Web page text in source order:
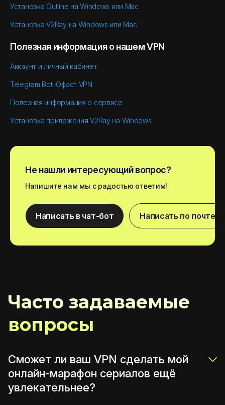
Установка Outline на Windows или Mac
Установка V2Ray на Windows или Mac
Полезная информация о нашем VPN
Аккаунт и личный кабинет
Telegram Bot Юфаст VPN
Полезная информация о сервисе
Установка приложения V2Ray на Windows
Не нашли интересующий вопрос?
Напишите нам мы с радостью ответим!
Написать в чат-бот Написать по почте
Часто задаваемые
вопросы
Сможет ли ваш VPN сделать мой
онлайн-марафон сериалов ещё
увлекательнее?